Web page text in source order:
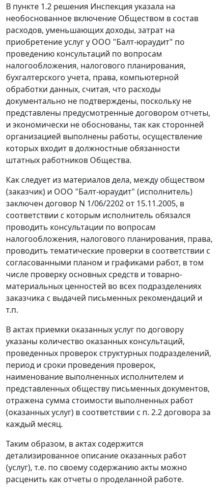
В пункте 1.2 решения Инспекция указала на
необоснованное включение Обществом в состав
расходов, уменьшающих доходы, затрат на
приобретение услуг у ООО "Балт-юраудит" по
проведению консультаций по вопросам
налогообложения, налогового планирования,
бухгалтерского учета, права, компьютерной
обработки данных, считая, что расходы
документально не подтверждены, поскольку не
представлены предусмотренные договором отчеты,
и экономически не обоснованы, так как сторонней
организацией выполнены работы, осуществление
которых входит в должностные обязанности
штатных работников Общества.
Как следует из материалов дела, между обществом
(заказчик) и ООО "Балт-юраудит" (исполнитель)
заключен договор N 1/06/2202 от 15.11.2005, в
соответствии с которым исполнитель обязался
проводить консультации по вопросам
налогообложения, налогового планирования, права,
проводить тематические проверки в соответствии с
согласованными планом и графиками работ, в том
числе проверку основных средств и товарно-
материальных ценностей во всех подразделениях
заказчика с выдачей письменных рекомендаций и
т.п.
В актах приемки оказанных услуг по договору
указаны количество оказанных консультаций,
проведенных проверок структурных подразделений,
период и сроки проведения проверок,
наименование выполненных исполнителем и
представленных обществу письменных документов,
отражена сумма стоимости выполненных работ
(оказанных услуг) в соответствии с п. 2.2 договора за
каждый месяц.
Таким образом, в актах содержится
детализированное описание оказанных работ
(услуг), т.е. по своему содержанию акты можно
расценить как отчеты о проделанной работе.